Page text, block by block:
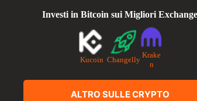
Investi in Bitcoin sui Migliori Exchange
Kucoin Changelly
Krake
n
ALTRO SULLE CRYPTO